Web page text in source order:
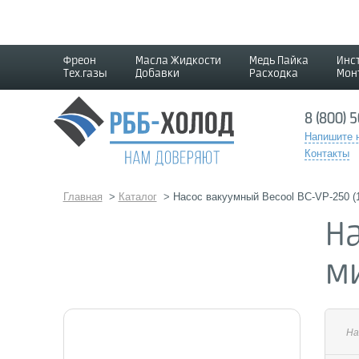
Фреон
Тех.газы
Масла Жидкости
Добавки
Медь Пайка
Расходка
8 (800)
Напишите
Контакты
Главная > Каталог > Насос вакуумный Becool BC-VP-250